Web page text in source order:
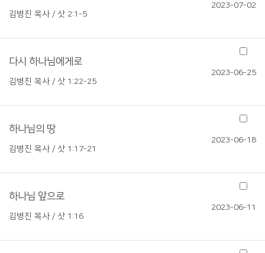
김병진 목사 / 삿 2:1-5
2023-07-02
다시 하나님에게로
김병진 목사 / 삿 1:22-25
2023-06-25
하나님의 땅
김병진 목사 / 삿 1:17-21
2023-06-18
하나님 앞으로
김병진 목사 / 삿 1:16
2023-06-11